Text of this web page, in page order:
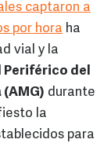
captaron a
por hora ha
vial y la
Periférico del
durante
la
para